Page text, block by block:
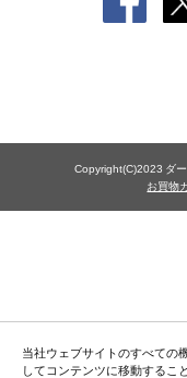
当社ウェブサイトのすべての
してコンテンツに移動するこ
Copyright(C)2023 ダ
お買物